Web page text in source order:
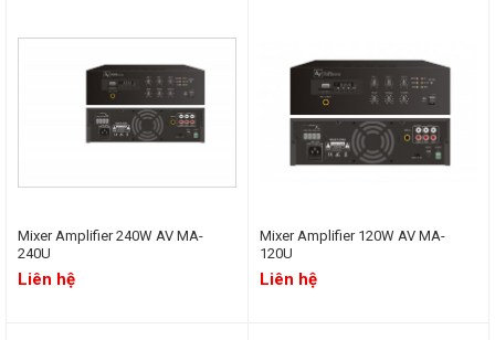
Mixer Amplifier 240W AV MA-
240U
Liên hệ
Mixer Amplifier 120W AV MA-
120U
Liên hệ